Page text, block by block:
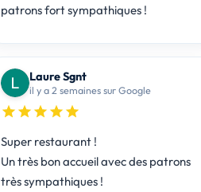
patrons fort sympathiques !
Laure Sgnt
il y a 2 semaines sur Google
Super restaurant !
Un très bon accueil avec des patrons
très sympathiques !